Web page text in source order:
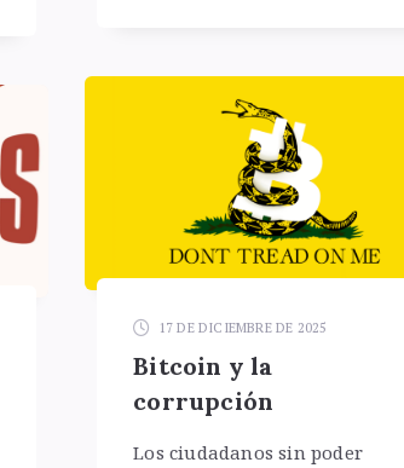
17 DE DICIEMBRE DE 2025
Bitcoin y la
corrupción
Los ciudadanos sin poder